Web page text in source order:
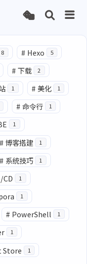
8 # Hexo 5
#下载 2
1 # 美化 1
# 命令行 1
1
#博客搭建 1
# 系统技巧 1
CD 1
1
# PowerShell 1
1
Store 1